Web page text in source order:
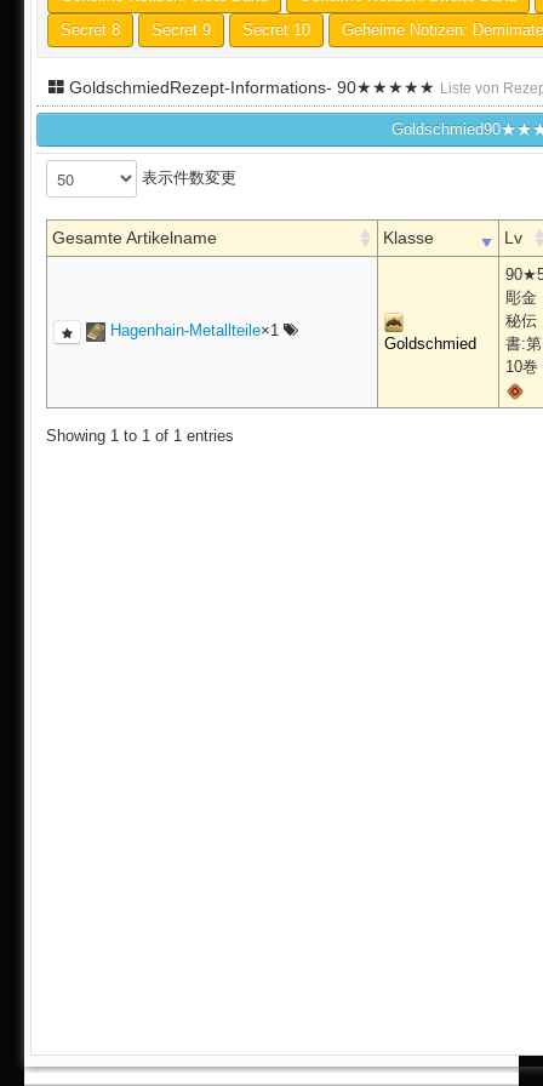
Secret 8
Secret 9 Secret 10 Geheime Notizen:
GoldschmiedRezept-Informations- 90★★★★★ Liste von
表示件数変更
Gesamte Artikelname Klasse Lv
Hagenhain-Metallteile×1
Goldschmied
彫金
秘伝
書:第
10巻
Showing 1 to 1 of 1 entries